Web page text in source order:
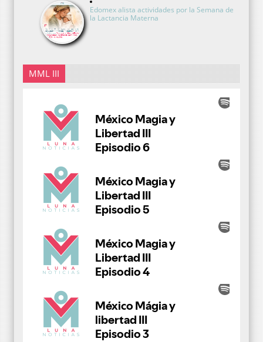
Edomex alista actividades por la Semana de
la Lactancia Materna
MML III